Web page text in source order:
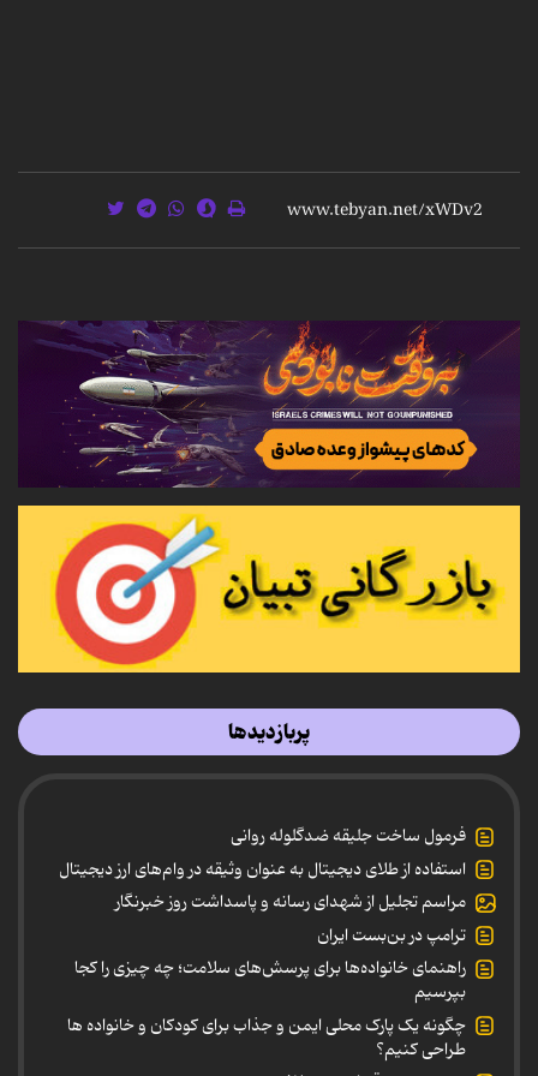
پربازدیدها
فرمول ساخت جلیقه ضدگلوله روانی
استفاده از طلای دیجیتال به عنوان وثیقه در وام‌های ارز دیجیتال
مراسم تجلیل از شهدای رسانه و پاسداشت روز خبرنگار
ترامپ در بن‌بست ایران
راهنمای خانواده‌ها برای پرسش‌های سلامت؛ چه چیزی را کجا
بپرسیم
چگونه یک پارک محلی ایمن و جذاب برای کودکان و خانواده ها
طراحی کنیم؟